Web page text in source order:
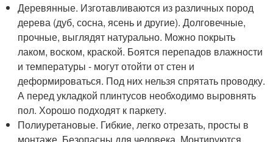
Деревянные. Изготавливаются из различных пород
дерева (дуб, сосна, ясень и другие). Долговечные,
прочные, выглядят натурально. Можно покрыть
лаком, воском, краской. Боятся перепадов влажности
и температуры - могут отойти от стен и
деформироваться. Под них нельзя спрятать проводку.
А перед укладкой плинтусов необходимо выровнять
пол. Хорошо подходят к паркету.
Полиуретановые. Гибкие, легко отрезать, просты в